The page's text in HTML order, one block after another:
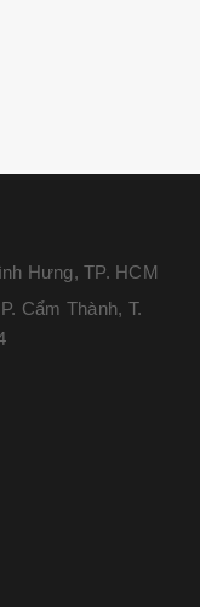
Hưng, TP. HCM
Cẩm Thành, T.